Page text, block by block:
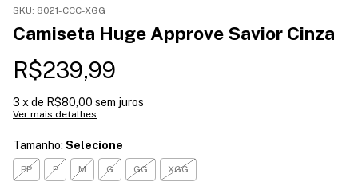
SKU: 8021-CCC-XGG
Camiseta Huge Approve Savior Cinza
R$239,99
3 x de R$80,00 sem juros
Ver mais detalhes
Tamanho: Selecione
PP P M G GG XGG